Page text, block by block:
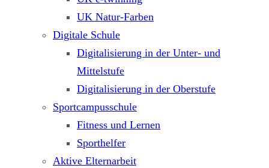
UK Natur-Farben
Digitale Schule
Digitalisierung in der Unter- und
Mittelstufe
Digitalisierung in der Oberstufe
Sportcampusschule
Fitness und Lernen
Sporthelfer
Aktive Elternarbeit